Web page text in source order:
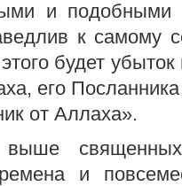
и
к самому
будет
его
от Аллаха».
выше
и